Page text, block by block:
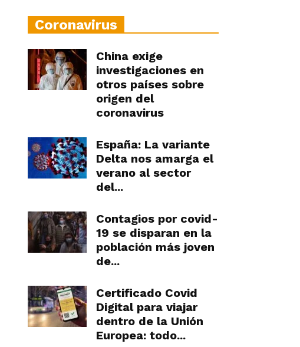
Coronavirus
China exige
investigaciones en
otros países sobre
origen del
coronavirus
España: La variante
Delta nos amarga el
verano al sector
del...
Contagios por covid-
19 se disparan en la
población más joven
de...
Certificado Covid
Digital para viajar
dentro de la Unión
Europea: todo...